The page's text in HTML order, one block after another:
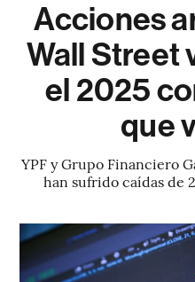
Acciones
Wall Street
el 2025
que
YPF y Grupo Financiero
han sufrido caídas de